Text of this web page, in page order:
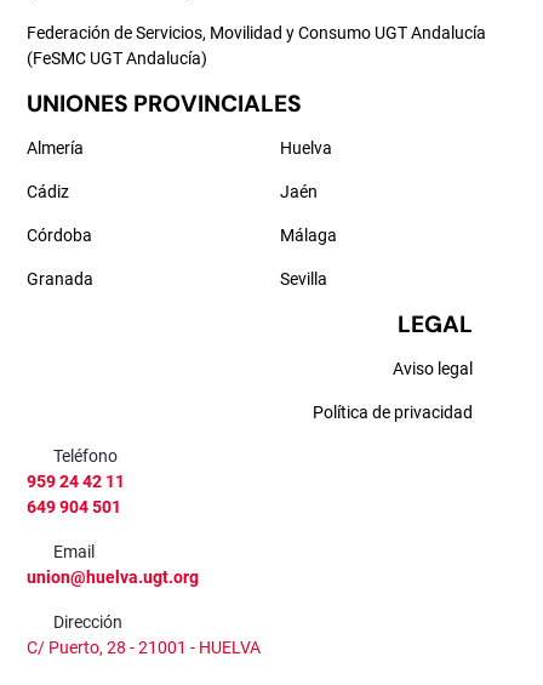
Federación de Servicios, Movilidad y Consumo UGT Andalucía
(FeSMC UGT Andalucía)
UNIONES PROVINCIALES
Almería
Cádiz
Córdoba
Granada
Huelva
Jaén
Málaga
Sevilla
LEGAL
Aviso legal
Política de privacidad
Teléfono
959 24 42 11
649 904 501
Email
union@huelva.ugt.org
Dirección
C/ Puerto, 28 - 21001 - HUELVA